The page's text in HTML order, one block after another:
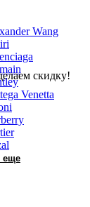
Wang
Venetta
еще
скидку!